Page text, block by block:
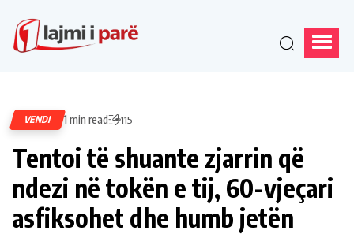
VENDI 1 min read 115
Tentoi të shuante zjarrin që
ndezi në tokën e tij, 60-vjeçari
asfiksohet dhe humb jetën